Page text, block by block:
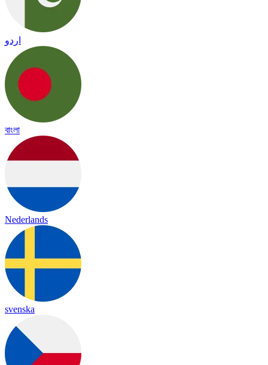
اردو
বাংলা
Nederlands
svenska